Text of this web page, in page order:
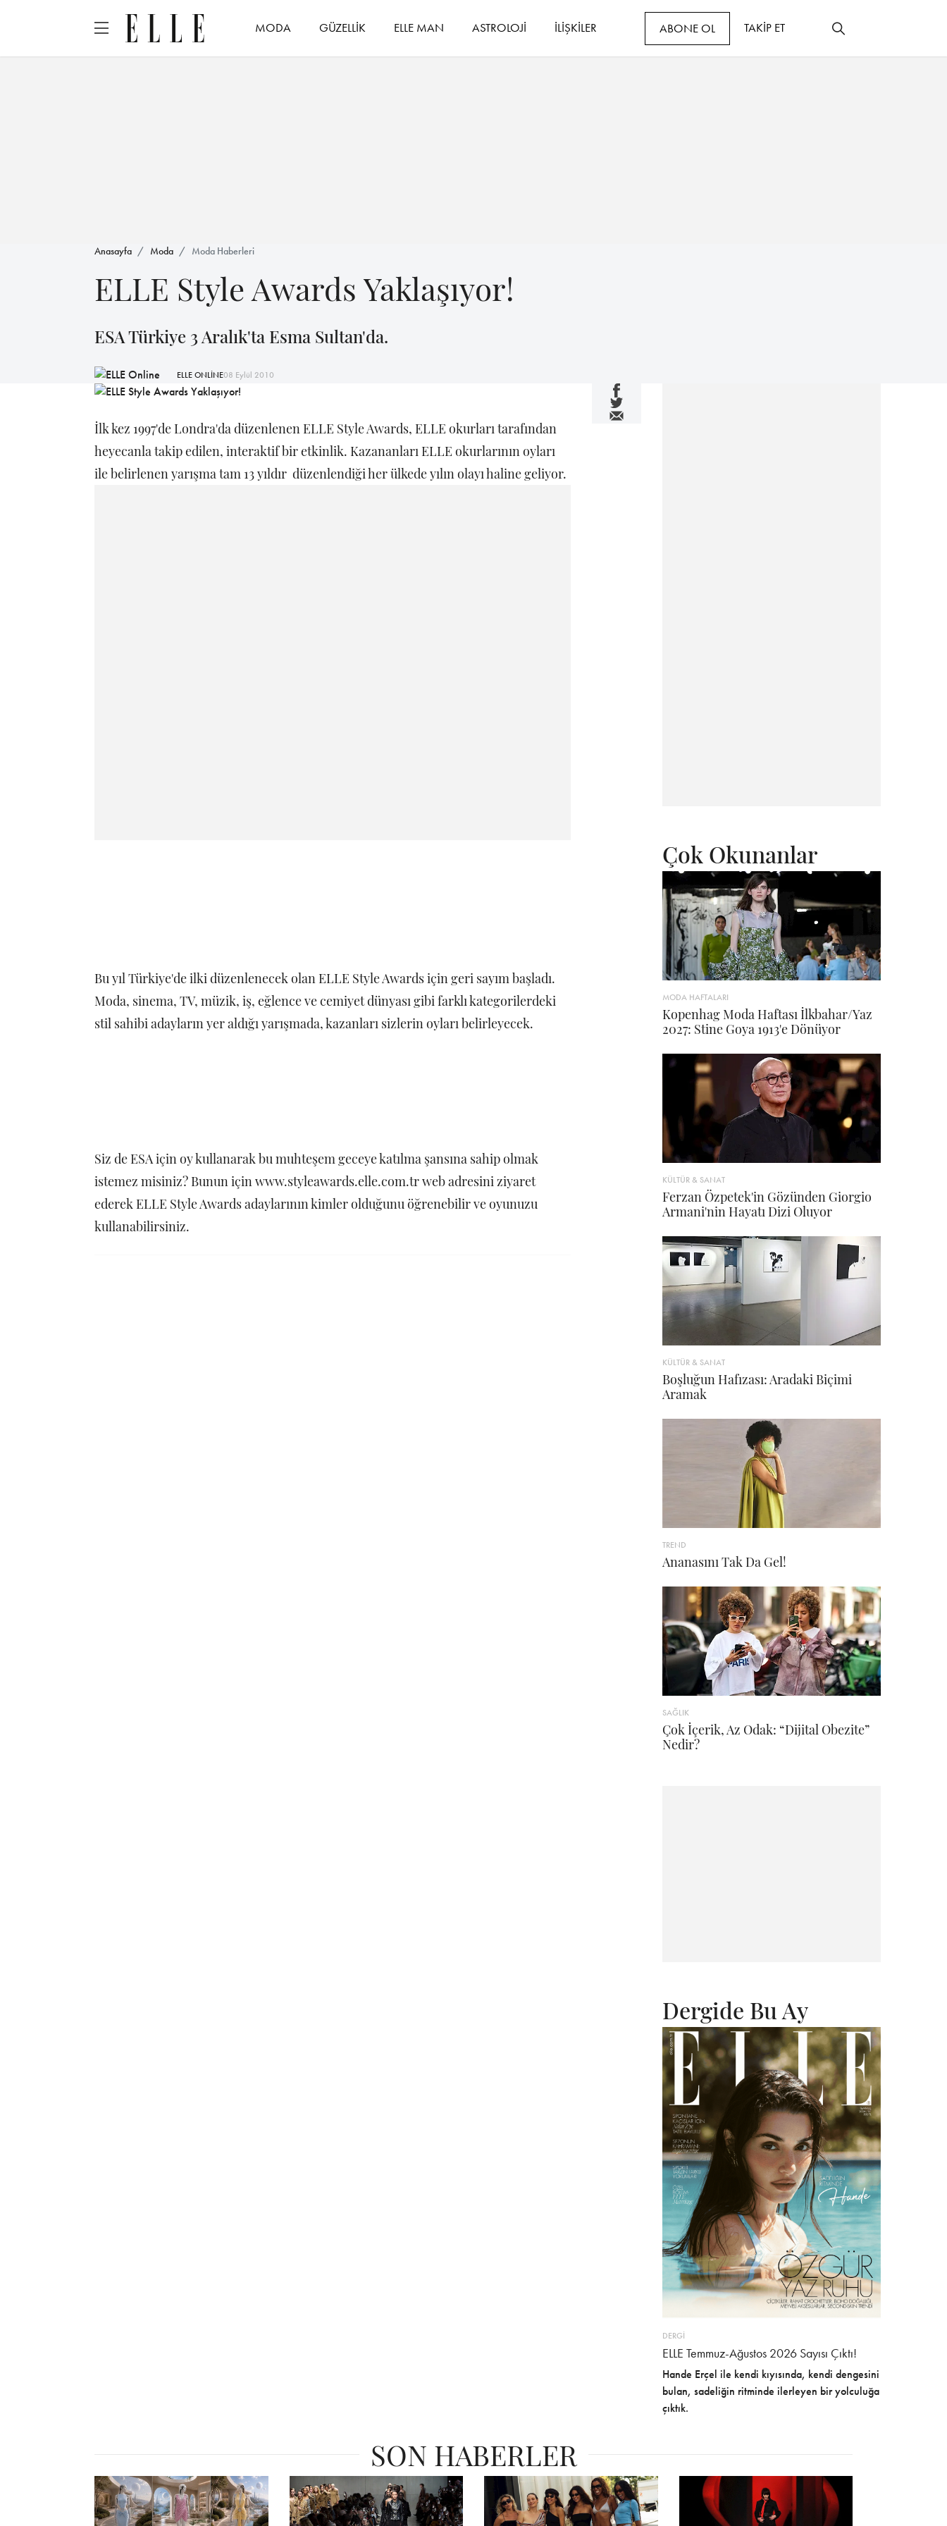
MODA GÜZELLİK ELLE MAN ASTROLOJİ İLİŞKİLER ABONE OL TAKİP ET
Anasayfa Moda Moda Haberleri
ELLE Style Awards Yaklaşıyor!
ESA Türkiye 3 Aralık'ta Esma Sultan'da.
ELLE ONLİNE08 Eylül 2010
İlk kez 1997'de Londra'da düzenlenen ELLE Style Awards, ELLE okurları tarafından
heyecanla takip edilen, interaktif bir etkinlik. Kazananları ELLE okurlarının oyları
ile belirlenen yarışma tam 13 yıldır düzenlendiği her ülkede yılın olayı haline geliyor.
Bu yıl Türkiye'de ilki düzenlenecek olan ELLE Style Awards için geri sayım başladı.
Moda, sinema, TV, müzik, iş, eğlence ve cemiyet dünyası gibi farklı kategorilerdeki
stil sahibi adayların yer aldığı yarışmada, kazanları sizlerin oyları belirleyecek.
Siz de ESA için oy kullanarak bu muhteşem geceye katılma şansına sahip olmak
istemez misiniz? Bunun için www.styleawards.elle.com.tr web adresini ziyaret
ederek ELLE Style Awards adaylarının kimler olduğunu öğrenebilir ve oyunuzu
kullanabilirsiniz.
Çok Okunanlar
MODA HAFTALARI
Kopenhag Moda Haftası İlkbahar/Yaz
2027: Stine Goya 1913'e Dönüyor
KÜLTÜR & SANAT
Ferzan Özpetek'in Gözünden Giorgio
Armani'nin Hayatı Dizi Oluyor
KÜLTÜR & SANAT
Boşluğun Hafızası: Aradaki Biçimi
Aramak
TREND
Ananasını Tak Da Gel!
SAĞLIK
Çok İçerik, Az Odak: “Dijital Obezite”
Nedir?
Dergide Bu Ay
DERGİ
ELLE Temmuz-Ağustos 2026 Sayısı Çıktı!
Hande Erçel ile kendi kıyısında, kendi dengesini
bulan, sadeliğin ritminde ilerleyen bir yolculuğa
çıktık.
SON HABERLER